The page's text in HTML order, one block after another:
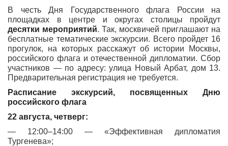
В честь Дня Государственного флага России на
площадках в центре и округах столицы пройдут
десятки мероприятий. Так, москвичей приглашают на
бесплатные тематические экскурсии. Всего пройдет 16
прогулок, на которых расскажут об истории Москвы,
российского флага и отечественной дипломатии. Сбор
участников — по адресу: улица Новый Арбат, дом 13.
Предварительная регистрация не требуется.
Расписание экскурсий, посвященных Дню
российского флага
22 августа, четверг:
— 12:00–14:00 — «Эффективная дипломатия
Тургенева»;